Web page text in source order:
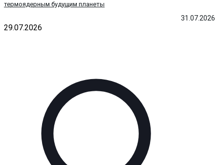
31.07.2026
термоядерным будущим планеты
29.07.2026